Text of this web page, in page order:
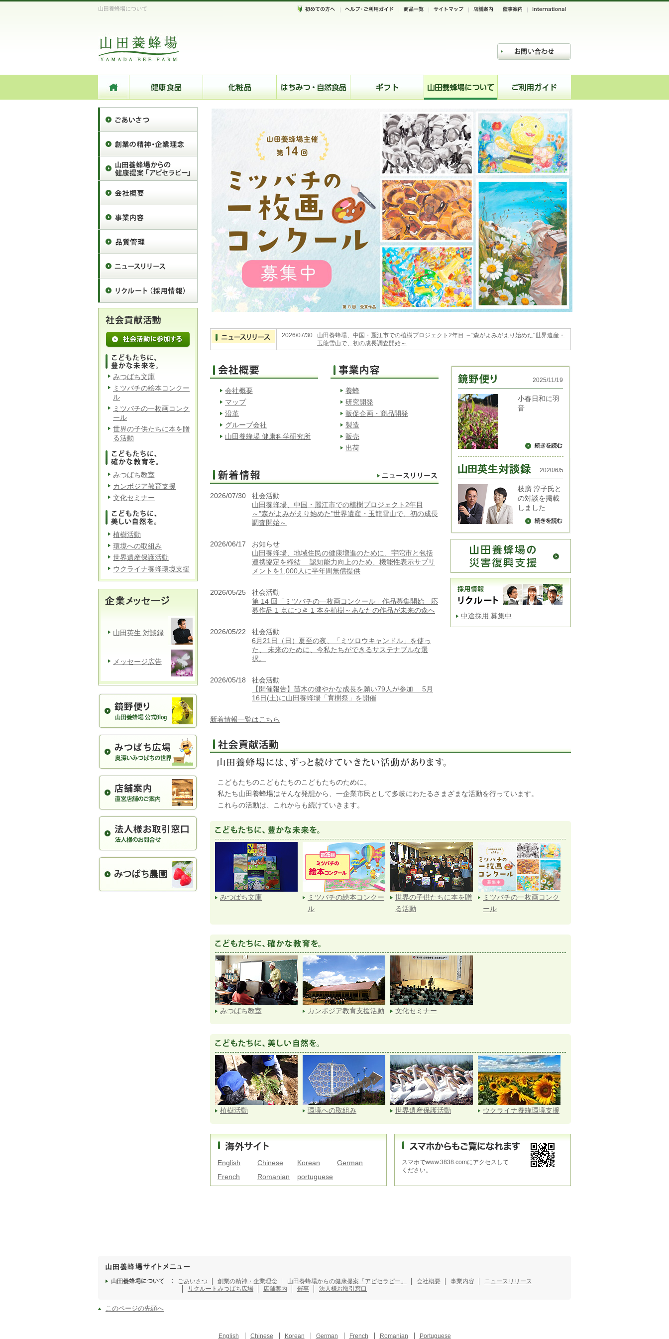
山田養蜂場について
2026/07/30
山田養蜂場、中国・麗江市での植樹プロジェクト2年目 ～"森がよみがえり始めた"世界遺産・
玉龍雪山で、初の成長調査開始～
会社概要
マップ
沿革
グループ会社
山田養蜂場 健康科学研究所
養蜂
研究開発
販促企画・商品開発
製造
販売
出荷
2026/07/30
社会活動
山田養蜂場、中国・麗江市での植樹プロジェクト2年目
～"森がよみがえり始めた"世界遺産・玉龍雪山で、初の成長
調査開始～
2026/06/17
お知らせ
山田養蜂場、地域住民の健康増進のために、宇陀市と包括
連携協定を締結 認知能力向上のため、機能性表示サプリ
メントを1,000人に半年間無償提供
2026/05/25
社会活動
第 14 回「ミツバチの一枚画コンクール」作品募集開始 応
募作品 1 点につき 1 本を植樹～あなたの作品が未来の森へ
2026/05/22
社会活動
6月21日（日）夏至の夜、「ミツロウキャンドル」を使っ
た、 未来のために、今私たちができるサステナブルな選
択。
2026/05/18
社会活動
【開催報告】苗木の健やかな成長を願い79人が参加 5月
16日(土)に山田養蜂場「育樹祭」を開催
新着情報一覧はこちら
2025/11/19
小春日和に羽
音
2020/6/5
枝廣 淳子氏と
の対談を掲載
しました
中途採用 募集中
こどもたちのこどもたちのこどもたちのために。
私たち山田養蜂場はそんな発想から、一企業市民として多岐にわたるさまざまな活動を行っています。
これらの活動は、これからも続けていきます。
みつばち文庫
ミツバチの絵本コンクー
ル
世界の子供たちに本を贈
る活動
ミツバチの一枚画コンク
ール
みつばち教室 カンボジア教育支援活動 文化セミナー
植樹活動 環境への取組み 世界遺産保護活動 ウクライナ養蜂環境支援
English Chinese Korean
German
French
Romanian portuguese
スマホでwww.3838.comにアクセスして
ください。
みつばち文庫
ミツバチの絵本コンクー
ル
ミツバチの一枚画コンク
ール
世界の子供たちに本を贈
る活動
みつばち教室
カンボジア教育支援
文化セミナー
植樹活動
環境への取組み
世界遺産保護活動
ウクライナ養蜂環境支援
山田英生 対談録
メッセージ広告
ごあいさつ 創業の精神・企業理念 山田養蜂場からの健康提案「アピセラピー」 会社概要 事業内容
ニュースリリース
リクルート みつばち広場 店舗案内 催事 法人様お取引窓口
このページの先頭へ
English Chinese Korean German French Romanian Portuguese